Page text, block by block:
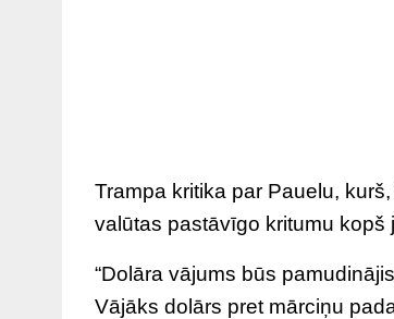
Trampa kritika par Pauelu,
valūtas pastāvīgo kritumu
“Dolāra vājums būs
Vājāks dolārs pret mārciņu